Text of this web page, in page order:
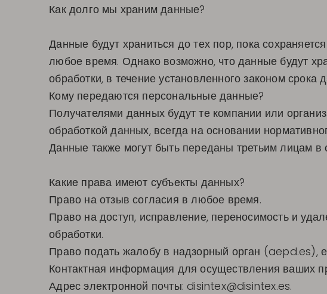
Как долго мы храним данные?
Данные будут храниться до тех пор, пока
любое время. Однако возможно, что данные будут
обработки, в течение установленного законом срока
Кому передаются персональные данные?
Получателями данных будут те компании или
обработкой данных, всегда на основании
Данные также могут быть переданы третьим лицам в
Какие права имеют субъекты данных?
Право на отзыв согласия в любое время.
Право на доступ, исправление, переносимость и
обработки.
Право подать жалобу в надзорный орган (aepd.es),
Контактная информация для осуществления ваших
Адрес электронной почты: disintex@disintex.es.